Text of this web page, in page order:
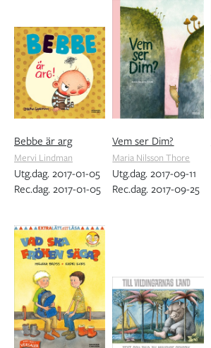
Bebbe är arg
Mervi Lindman
Utg.dag. 2017-01-05
Rec.dag. 2017-01-05
Vem ser Dim?
Maria Nilsson Thore
Utg.dag. 2017-09-11
Rec.dag. 2017-09-25